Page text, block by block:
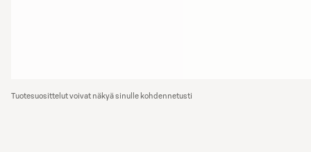
Tuotesuosittelut voivat näkyä sinulle kohdennetusti